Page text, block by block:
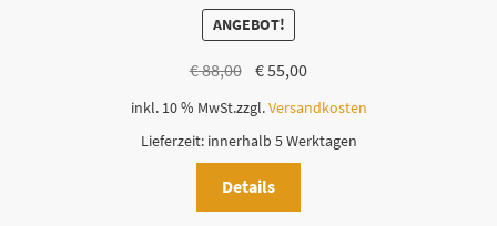
ANGEBOT!
€88,00 Ursprünglicher
Preis
€ 88,00
€55,00Aktueller
Preis
€ 55,00.
inkl. 10 % MwSt.zzgl.Versandkosten
Lieferzeit: innerhalb 5 Werktagen
Details